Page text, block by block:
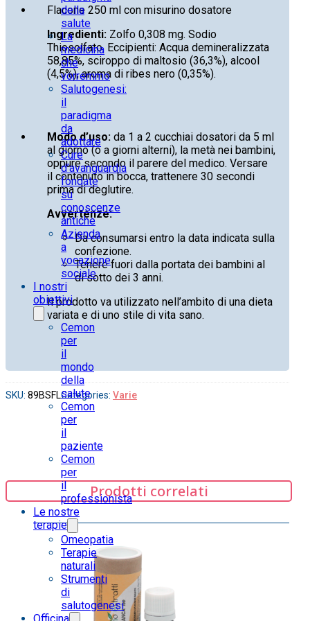
della
salute
La
medicina
che
vorremmo
Salutogenesi:
il
paradigma
da
adottare
Cure
d’avanguardia
fondate
su
conoscenze
antiche
Azienda
a
vocazione
sociale
I nostri
obiettivi
Cemon
per
il
mondo
della
salute
Cemon
per
il
paziente
Cemon
per
il
professionista
Le nostre
terapie
Omeopatia
Terapie
naturali
Strumenti
di
salutogenesi
Flacone 250 ml con misurino dosatore
Ingredienti: Zolfo 0,308 mg. Sodio
Thiosolfato. Eccipienti: Acqua demineralizzata
58,85%, sciroppo di maltosio (36,3%), alcool
(4,5%), aroma di ribes nero (0,35%).
Modo d’uso: da 1 a 2 cucchiai dosatori da 5 ml
al giorno (o a giorni alterni), la metà nei bambini,
oppure secondo il parere del medico. Versare
il contenuto in bocca, trattenere 30 secondi
prima di deglutire.
Avvertenze:
Da consumarsi entro la data indicata sulla
confezione.
Tenere fuori dalla portata dei bambini al
di sotto dei 3 anni.
Il prodotto va utilizzato nell’ambito di una dieta
variata e di uno stile di vita sano.
SKU: 89BSFLCategories: Varie
Prodotti correlati